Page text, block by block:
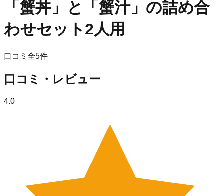
「蟹丼」と「蟹汁」の詰め合
わせセット2人用
口コミ全5件
口コミ・レビュー
4.0